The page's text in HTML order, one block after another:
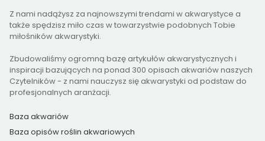
Z nami nadążysz za najnowszymi trendami w akwarystyce a
także spędzisz miło czas w towarzystwie podobnych Tobie
miłośników akwarystyki.
Zbudowaliśmy ogromną bazę artykułów akwarystycznych i
inspiracji bazujących na ponad 300 opisach akwariów naszych
Czytelników - z nami nauczysz się akwarystyki od podstaw do
profesjonalnych aranżacji.
Baza akwariów
Baza opisów roślin akwariowych